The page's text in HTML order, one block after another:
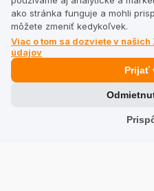
Dobrý deň, ďakujeme za
PRÍPRAVOK PROTECTOR'.
👍️👍️👍️👍️👍️👍️
7/10/2026
0
0
ako stránka funguje a mohli
môžete zmeniť kedykoľvek.
Viac o tom sa dozviete v
údajov
Prijať